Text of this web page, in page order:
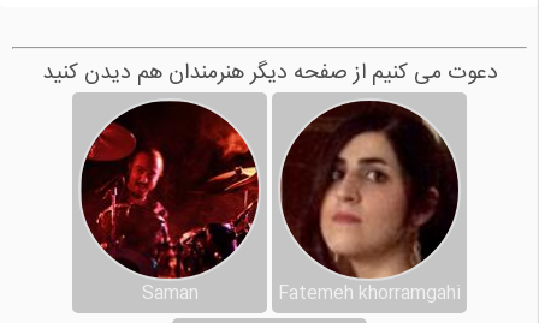
دعوت می کنیم از صفحه دیگر هنرمندان هم دیدن کنید
Fatemeh khorramgahi
Saman